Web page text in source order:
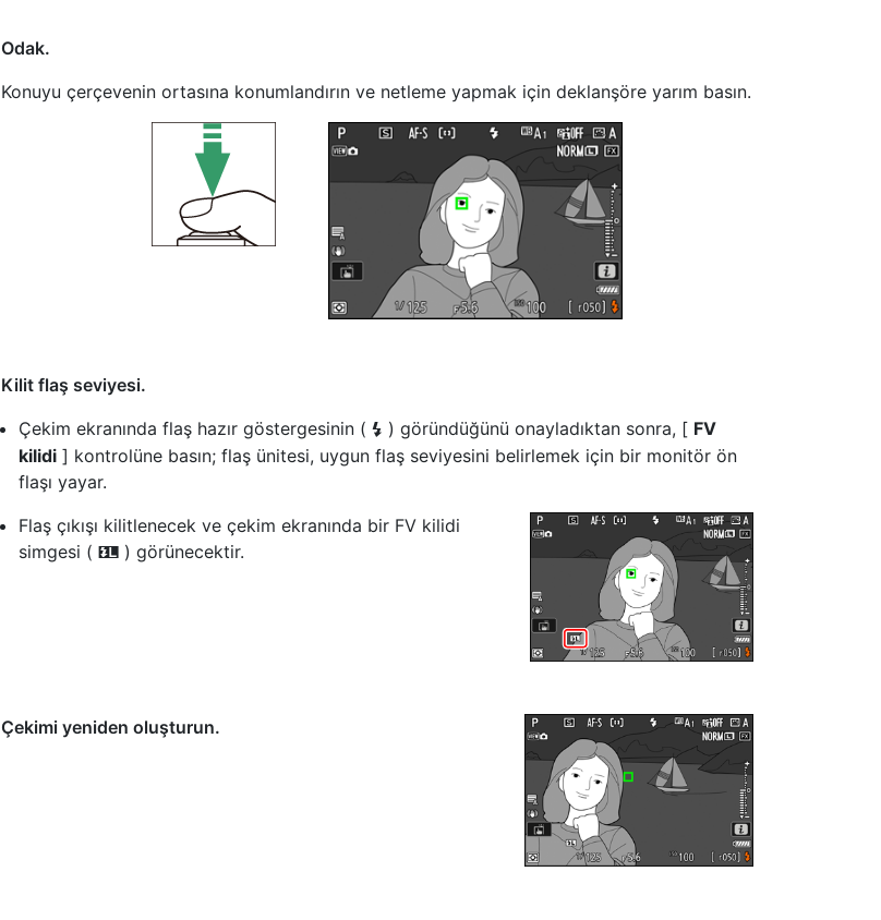
Odak.
Konuyu çerçevenin ortasına konumlandırın ve netleme yapmak için deklanşöre yarım basın.
Kilit flaş seviyesi.
Çekim ekranında flaş hazır göstergesinin ( c ) göründüğünü onayladıktan sonra, [ FV
kilidi ] kontrolüne basın; flaş ünitesi, uygun flaş seviyesini belirlemek için bir monitör ön
flaşı yayar.
Flaş çıkışı kilitlenecek ve çekim ekranında bir FV kilidi
simgesi ( r ) görünecektir.
Çekimi yeniden oluşturun.